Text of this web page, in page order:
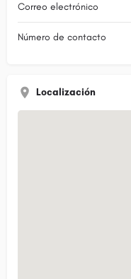
Correo electrónico
Número de contacto
Localización